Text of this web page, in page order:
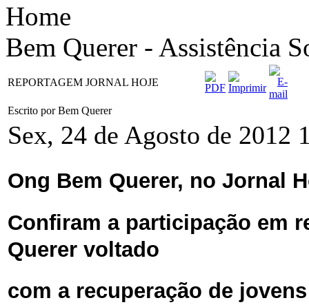
Home
Bem Querer - Assistência
REPORTAGEM JORNAL HOJE
Escrito por Bem Querer
Sex, 24 de Agosto de 2012
Ong Bem Querer, no Jornal
Confiram a participação em
Querer voltado
com a recuperação de